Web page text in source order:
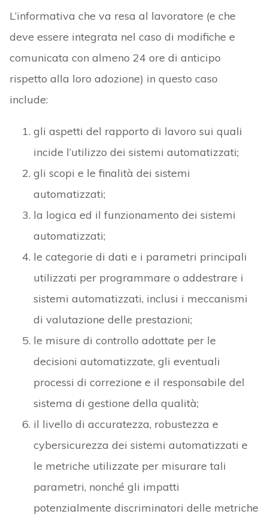
L’informativa che va resa al lavoratore (e che
deve essere integrata nel caso di modifiche e
comunicata con almeno 24 ore di anticipo
rispetto alla loro adozione) in questo caso
include:
gli aspetti del rapporto di lavoro sui quali
incide l’utilizzo dei sistemi automatizzati;
gli scopi e le finalità dei sistemi
automatizzati;
la logica ed il funzionamento dei sistemi
automatizzati;
le categorie di dati e i parametri principali
utilizzati per programmare o addestrare i
sistemi automatizzati, inclusi i meccanismi
di valutazione delle prestazioni;
le misure di controllo adottate per le
decisioni automatizzate, gli eventuali
processi di correzione e il responsabile del
sistema di gestione della qualità;
il livello di accuratezza, robustezza e
cybersicurezza dei sistemi automatizzati e
le metriche utilizzate per misurare tali
parametri, nonché gli impatti
potenzialmente discriminatori delle metriche